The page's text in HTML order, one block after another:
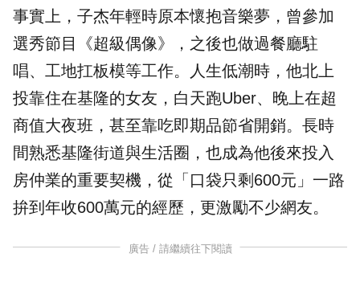
事實上，子杰年輕時原本懷抱音樂夢，曾參加
選秀節目《超級偶像》，之後也做過餐廳駐
唱、工地扛板模等工作。人生低潮時，他北上
投靠住在基隆的女友，白天跑Uber、晚上在超
商值大夜班，甚至靠吃即期品節省開銷。長時
間熟悉基隆街道與生活圈，也成為他後來投入
房仲業的重要契機，從「口袋只剩600元」一路
拚到年收600萬元的經歷，更激勵不少網友。
廣告 / 請繼續往下閱讀